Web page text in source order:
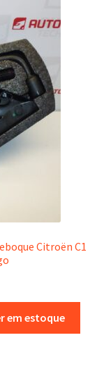
Citroën C1
em estoque